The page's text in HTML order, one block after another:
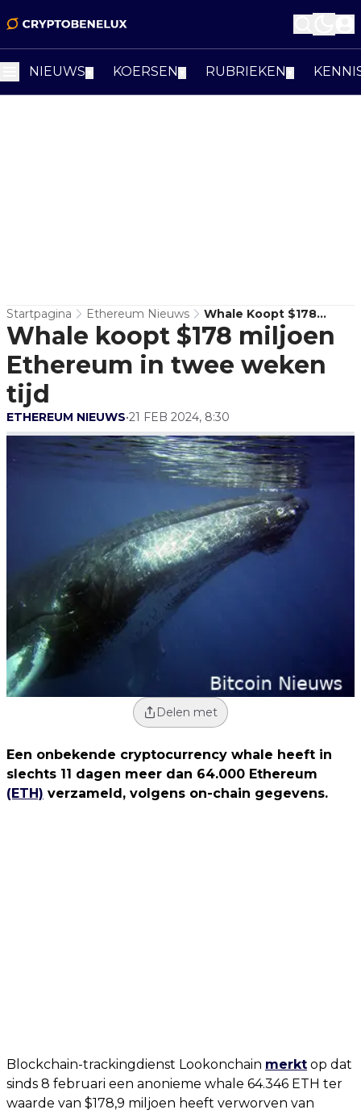
NIEUWS KOERSEN RUBRIEKEN
Startpagina Ethereum Nieuws
Whale Koopt $178
Miljoen Ethereum In
Twee Weken Tijd
Whale koopt $178 miljoen
Ethereum in twee weken
tijd
ETHEREUM NIEUWS•21 FEB 2024, 8:30
Delen met
Een onbekende cryptocurrency whale heeft in
slechts 11 dagen meer dan 64.000 Ethereum
(ETH) verzameld, volgens on-chain gegevens.
Blockchain-trackingdienst Lookonchain merkt op dat
sinds 8 februari een anonieme whale 64.346 ETH ter
waarde van $178,9 miljoen heeft verworven van